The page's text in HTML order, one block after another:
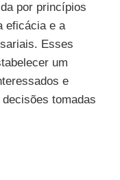
por princípios
eficácia e a
Esses
um
e
tomadas